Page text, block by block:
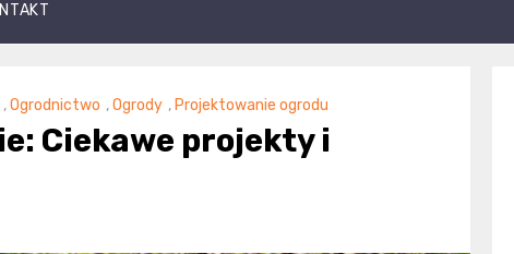
,Ogrodnictwo ,Ogrody , Projektowanie ogrodu
Ciekawe projekty i